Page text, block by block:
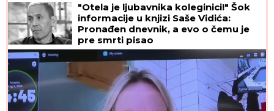
"Otela je ljubavnika koleginici!" Šok
informacije u knjizi Saše Vidića:
Pronađen dnevnik, a evo o čemu je
pre smrti pisao